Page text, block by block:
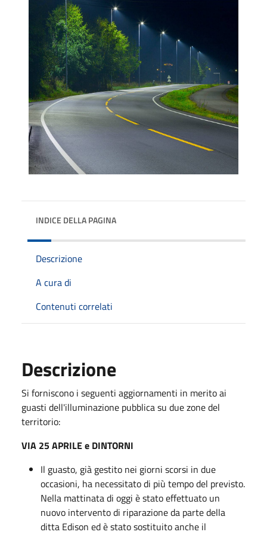
INDICE DELLA PAGINA
Descrizione
A cura di
Contenuti correlati
Descrizione
Si forniscono i seguenti aggiornamenti in merito ai
guasti dell'illuminazione pubblica su due zone del
territorio:
VIA 25 APRILE e DINTORNI
Il guasto, già gestito nei giorni scorsi in due
occasioni, ha necessitato di più tempo del previsto.
Nella mattinata di oggi è stato effettuato un
nuovo intervento di riparazione da parte della
ditta Edison ed è stato sostituito anche il